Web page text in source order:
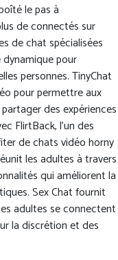
le pas à
de connectés sur
de chat spécialisées
pour
personnes. TinyChat
pour permettre aux
des expériences
FlirtBack, l’un des
de chats vidéo horny
les adultes à travers
qui améliorent la
Sex Chat fournit
adultes se connectent
la discrétion et des